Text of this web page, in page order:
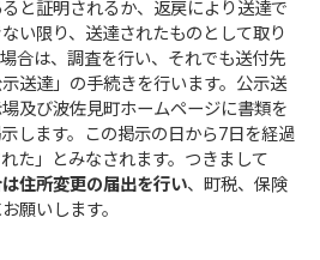
と証明されるか、返戻により送達で
い限り、送達されたものとして取り
合は、調査を行い、それでも送付先
送達」の手続きを行います。公示送
及び波佐見町ホームページに書類を
します。この掲示の日から7日を経過
た」とみなされます。つきまして
住所変更の届出を行い、町税、保険
願いします。